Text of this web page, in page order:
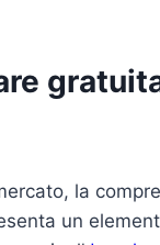
la
un